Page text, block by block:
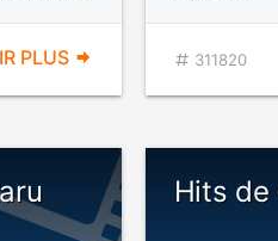
PLUS 311820
Hits de